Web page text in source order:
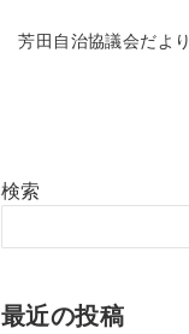
芳田自治協議会だより
検索
最近の投稿